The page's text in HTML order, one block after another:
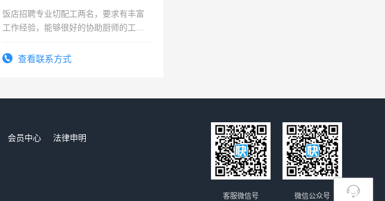
饭店招聘专业切配工两名，要求有丰富
工作经验，能够很好的协助厨师的工
4500。查看联系方式
会员中心
法律申明
微信公众号
客服微信号